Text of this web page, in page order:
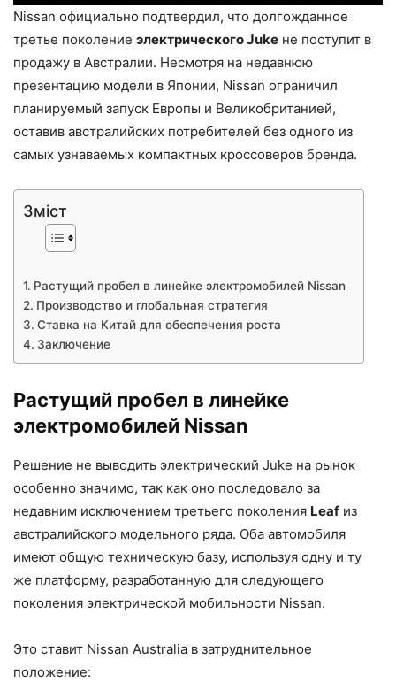
Nissan официально подтвердил, что долгожданное
третье поколение электрического Juke не поступит в
продажу в Австралии. Несмотря на недавнюю
презентацию модели в Японии, Nissan ограничил
планируемый запуск Европы и Великобританией,
оставив австралийских потребителей без одного из
самых узнаваемых компактных кроссоверов бренда.
Зміст
Растущий пробел в линейке электромобилей Nissan
Производство и глобальная стратегия
Ставка на Китай для обеспечения роста
Заключение
Растущий пробел в линейке
электромобилей Nissan
Решение не выводить электрический Juke на рынок
особенно значимо, так как оно последовало за
недавним исключением третьего поколения Leaf из
австралийского модельного ряда. Оба автомобиля
имеют общую техническую базу, используя одну и ту
же платформу, разработанную для следующего
поколения электрической мобильности Nissan.
Это ставит Nissan Australia в затруднительное
положение: